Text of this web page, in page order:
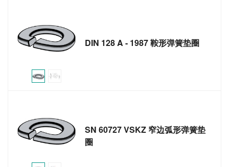
DIN 128 A - 1987 鞍形弹簧垫圈
SN 60727 VSKZ 窄边弧形弹簧垫
圈